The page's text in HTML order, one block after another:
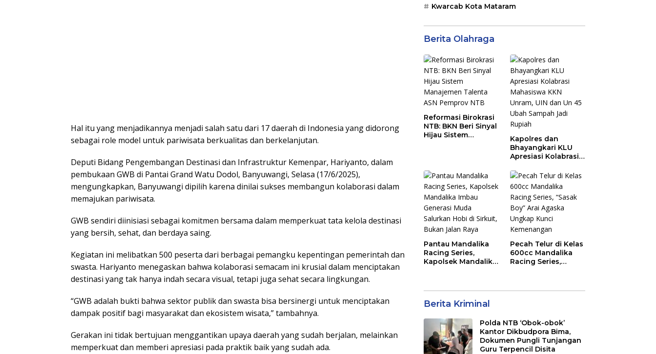
Hal itu yang menjadikannya menjadi salah satu dari 17 daerah di Indonesia yang didorong
sebagai role model untuk pariwisata berkualitas dan berkelanjutan.
Deputi Bidang Pengembangan Destinasi dan Infrastruktur Kemenpar, Hariyanto, dalam
pembukaan GWB di Pantai Grand Watu Dodol, Banyuwangi, Selasa (17/6/2025),
mengungkapkan, Banyuwangi dipilih karena dinilai sukses membangun kolaborasi dalam
memajukan pariwisata.
GWB sendiri diinisiasi sebagai komitmen bersama dalam memperkuat tata kelola destinasi
yang bersih, sehat, dan berdaya saing.
Kegiatan ini melibatkan 500 peserta dari berbagai pemangku kepentingan pemerintah dan
swasta. Hariyanto menegaskan bahwa kolaborasi semacam ini krusial dalam menciptakan
destinasi yang tak hanya indah secara visual, tetapi juga sehat secara lingkungan.
“GWB adalah bukti bahwa sektor publik dan swasta bisa bersinergi untuk menciptakan
dampak positif bagi masyarakat dan ekosistem wisata,” tambahnya.
Gerakan ini tidak bertujuan menggantikan upaya daerah yang sudah berjalan, melainkan
memperkuat dan memberi apresiasi pada praktik baik yang sudah ada.
Kwarcab Kota Mataram
Berita Olahraga
Reformasi Birokrasi
NTB: BKN Beri Sinyal
Hijau Sistem
Kapolres dan
Bhayangkari KLU
Apresiasi Kolabrasi
Unram, UIN dan Un
45 Ubah Sampah
Jadi Rupiah
Pantau Mandalika
Racing Series,
Kapolsek Mandalika
Pecah Telur di Kelas
600cc Mandalika
Racing Series,
Berita Kriminal
Polda NTB ‘Obok-obok’
Kantor Dikbudpora Bima,
Dokumen Pungli Tunjangan
Guru Terpencil Disita